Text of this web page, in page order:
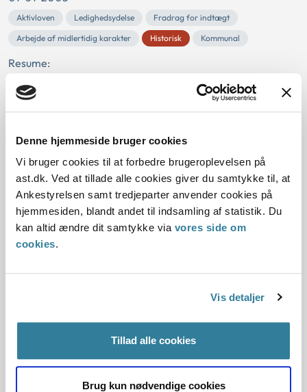
Denne hjemmeside bruger cookies
Vi bruger cookies til at forbedre brugeroplevelsen på
ast.dk. Ved at tillade alle cookies giver du samtykke til, at
Ankestyrelsen samt tredjeparter anvender cookies på
hjemmesiden, blandt andet til indsamling af statistik. Du
kan altid ændre dit samtykke via vores side om
cookies.
Vis detaljer
Tillad alle cookies
Brug kun nødvendige cookies
Aktivloven Ledighedsydelse
Fradrag for indtægt
Arbejde af midlertidig karakter
Historisk Kommunal
Resume:
ledighedsydelse foretages i forhold til den ugentlige
arbejdstid på 18 ½ time og ikke i fo...
Ankestyrelsens principafgørelse B-
6-05
01-01-2005
Børnetilskudsloven Børnetilskud
Samlevende forsørger
enlig i lovens forstand. Hun havde derfor pligt til at
Ankestyrelsens principafgørelse C-
23-05